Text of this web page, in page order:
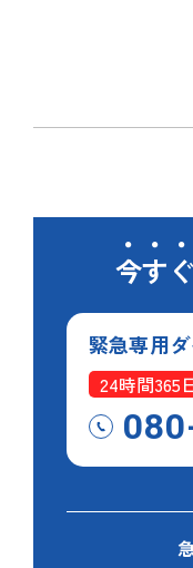
今すぐ
緊急専用
24時間365